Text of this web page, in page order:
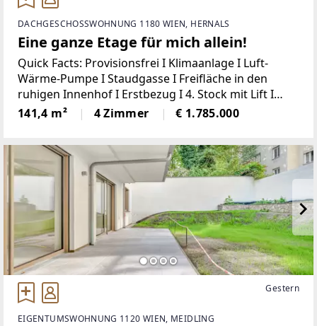
DACHGESCHOSSWOHNUNG 1180 WIEN, HERNALS
Eine ganze Etage für mich allein!
Quick Facts: Provisionsfrei I Klimaanlage I Luft-
Wärme-Pumpe I Staudgasse I Freifläche in den
ruhigen Innenhof I Erstbezug I 4. Stock mit Lift I
Dachgeschoß I Baujahr 2025 I Garagenplatz im
Haus Familienwohnung in privatem Haus!
141,4 m² 4 Zimmer € 1.785.000
Gestern
EIGENTUMSWOHNUNG 1120 WIEN, MEIDLING